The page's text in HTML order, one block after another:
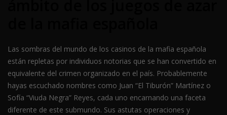
Las sombras del mundo de los casinos de la mafia española
están repletas por individuos notorias que se han convertido en
equivalente del crimen organizado en el país. Probablemente
hayas escuchado nombres como Juan “El Tiburón” Martínez o
Sofía “Viuda Negra” Reyes, cada uno encarnando una faceta
diferente de este submundo. Sus astutas operaciones y